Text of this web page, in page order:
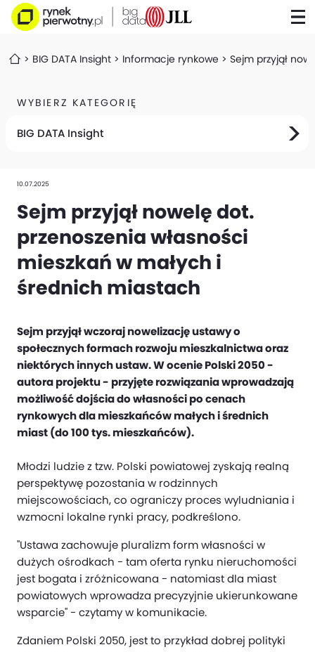
BIG DATA Insight Informacje rynkowe Sejm przyjął
WYBIERZ KATEGORIĘ
BIG DATA Insight
10.07.2025
Sejm przyjął nowelę dot.
przenoszenia własności
mieszkań w małych i
średnich miastach
Sejm przyjął wczoraj nowelizację ustawy o
społecznych formach rozwoju mieszkalnictwa oraz
niektórych innych ustaw. W ocenie Polski 2050 -
autora projektu - przyjęte rozwiązania wprowadzają
możliwość dojścia do własności po cenach
rynkowych dla mieszkańców małych i średnich
miast (do 100 tys. mieszkańców).
Młodzi ludzie z tzw. Polski powiatowej zyskają realną
perspektywę pozostania w rodzinnych
miejscowościach, co ograniczy proces wyludniania i
wzmocni lokalne rynki pracy, podkreślono.
"Ustawa zachowuje pluralizm form własności w
dużych ośrodkach - tam oferta rynku nieruchomości
jest bogata i zróżnicowana - natomiast dla miast
powiatowych wprowadza precyzyjnie ukierunkowane
wsparcie" - czytamy w komunikacie.
Zdaniem Polski 2050, jest to przykład dobrej polityki